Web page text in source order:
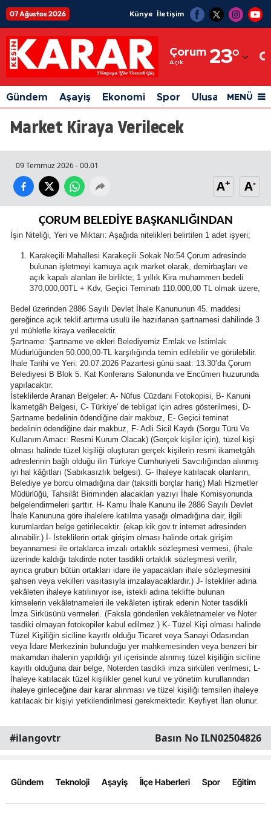
07 Ağustos 2026 Künye İletişim
Çorum
Açık 23°
Adıyaman
Afyonkarahisar
Ağrı
Amasya
Artvin
Aydın
Balıkesir
Bilecik
Bingöl
Bolu
Bursa
Çanakkale
Çankırı
Çorum
Denizli
Diyarbakır
Edirne
Elazığ
Erzincan
Erzurum
Eskişehir
Gaziantep
Giresun
Hatay
Isparta
Gündem Aşayiş Ekonomi Spor Ulusal Siyaset
MENÜ
Market Kiraya Verilecek
09 Temmuz 2026 - 00.01
A+ A-
ÇORUM BELEDİYE BAŞKANLIĞINDAN
İşin Niteliği, Yeri ve Miktarı: Aşağıda nitelikleri belirtilen 1 adet işyeri;
Karakeçili Mahallesi Karakeçili Sokak No:54 Çorum adresinde
bulunan işletmeyi kamuya açık market olarak, demirbaşları ve
açık kapalı alanları ile birlikte; 1 yıllık Kira muhammen bedeli
370,000,00TL + Kdv, Geçici Teminatı 110.000,00 TL olmak üzere,
Bedel üzerinden 2886 Sayılı Devlet İhale Kanununun 45. maddesi
gereğince açık teklif artırma usulü ile hazırlanan şartnamesi dahilinde 3
yıl mühletle kiraya verilecektir.
Şartname: Şartname ve ekleri Belediyemiz Emlak ve İstimlak
Müdürlüğünden 50.000,00-TL karşılığında temin edilebilir ve görülebilir.
İhale Tarihi ve Yeri: 20.07.2026 Pazartesi günü saat: 13.30’da Çorum
Belediyesi B Blok 5. Kat Konferans Salonunda ve Encümen huzurunda
yapılacaktır.
İsteklilerde Aranan Belgeler: A- Nüfus Cüzdanı Fotokopisi, B- Kanuni
İkametgâh Belgesi, C- Türkiye' de tebligat için adres gösterilmesi, D-
Şartname bedelinin ödendiğine dair makbuz, E- Geçici teminat
bedelinin ödendiğine dair makbuz, F- Adli Sicil Kaydı (Sorgu Türü Ve
Kullanım Amacı: Resmi Kurum Olacak) (Gerçek kişiler için), tüzel kişi
olması halinde tüzel kişiliği oluşturan gerçek kişilerin resmi ikametgâh
adreslerinin bağlı olduğu ilin Türkiye Cumhuriyeti Savcılığından alınmış
iyi hal kâğıtları (Sabıkasızlık belgesi). G- İhaleye katılacak olanların,
Belediye ye borcu olmadığına dair (taksitli borçlar hariç) Mali Hizmetler
Müdürlüğü, Tahsilât Biriminden alacakları yazıyı İhale Komisyonunda
belgelendirmeleri şarttır. H- Kamu İhale Kanunu ile 2886 Sayılı Devlet
İhale Kanununa göre ihalelere katılma yasağı olmadığına dair, ilgili
kurumlardan belge getirilecektir. (ekap.kik.gov.tr internet adresinden
alınabilir.) İ- İsteklilerin ortak girişim olması halinde ortak girişim
beyannamesi ile ortaklarca imzalı ortaklık sözleşmesi vermesi, (ihale
üzerinde kaldığı takdirde noter tasdikli ortaklık sözleşmesi verilir,
ayrıca grubun bütün ortakları idare ile yapacakları ihale sözleşmesini
şahsen veya vekilleri vasıtasıyla imzalayacaklardır.) J- İstekliler adına
vekâleten ihaleye katılınıyor ise, istekli adına teklifte bulunan
kimselerin vekâletnameleri ile vekâleten iştirak edenin Noter tasdikli
İmza Sirküsünü vermeleri. (Faksla gönderilen vekâletnameler ve Noter
tasdiki olmayan fotokopiler kabul edilmez.) K- Tüzel Kişi olması halinde
Tüzel Kişiliğin siciline kayıtlı olduğu Ticaret veya Sanayi Odasından
veya İdare Merkezinin bulunduğu yer mahkemesinden veya benzeri bir
makamdan ihalenin yapıldığı yıl içerisinde alınmış tüzel kişiliğin siciline
kayıtlı olduğuna dair belge, Noterden tasdikli imza sirküleri verilmesi; L-
İhaleye katılacak tüzel kişilikler genel kurul ve yönetim kurullarından
ihaleye girileceğine dair karar alınması ve tüzel kişiliği temsilen ihaleye
katılacak bir kişiyi yetkilendirilmesi gerekmektedir. Keyfiyet İlan olunur.
#ilangovtr Basın No ILN02504826
Gündem Teknoloji Aşayiş İlçe Haberleri Spor Eğitim